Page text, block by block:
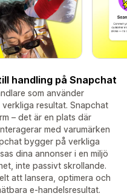
handling på Snapchat
som använder
resultat. Snapchat
– det är en plats där
med varumärken
bygger på verkliga
dina annonser i en miljö
inte passivt skrollande.
att lansera, optimera och
e-handelsresultat.